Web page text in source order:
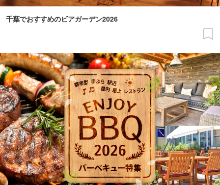
千葉でおすすめのビアガーデン2026